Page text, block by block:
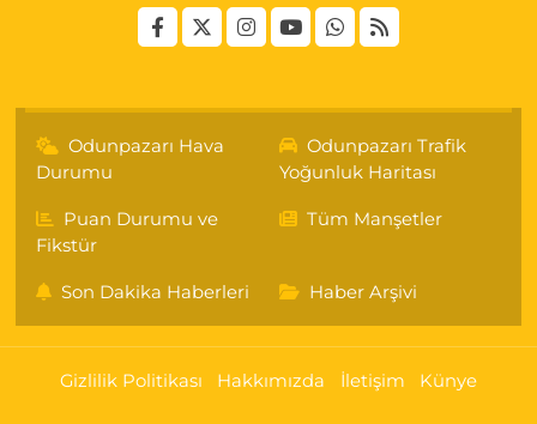
Odunpazarı Hava
Durumu
Odunpazarı Trafik
Yoğunluk Haritası
Puan Durumu ve
Fikstür
Tüm Manşetler
Son Dakika Haberleri Haber Arşivi
Gizlilik Politikası Hakkımızda İletişim Künye